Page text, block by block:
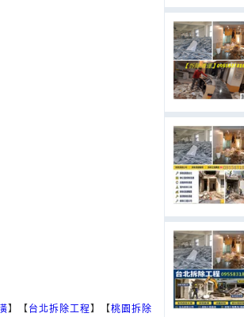
】【台北拆除工程】【桃園拆除